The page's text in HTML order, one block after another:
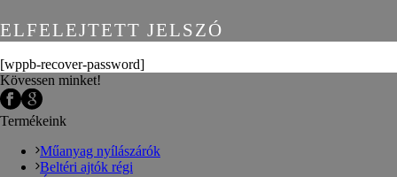
ELFELEJTETT JELSZÓ
[wppb-recover-password]
Kövessen minket!
Termékeink
Műanyag nyílászárók
Beltéri ajtók régi